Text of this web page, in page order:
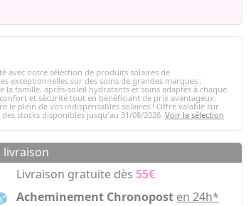
avec notre sélection de produits solaires de
exceptionnelles sur des soins de grandes marques :
famille, après-soleil hydratants et soins adaptés à chaque
et sécurité tout en bénéficiant de prix avantageux.
le plein de vos indispensables solaires ! Offre valable sur
stocks disponibles jusqu'au 31/08/2026.Voir la sélection
livraison
Livraison gratuite dès55€
Acheminement Chronopost en 24h*